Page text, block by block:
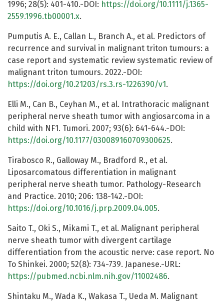
1996; 28(5): 401-410.-DOI: https://doi.org/10.1111/j.1365-
2559.1996.tb00001.x.
Pumputis A. E., Callan L., Branch A., et al. Predictors of
recurrence and survival in malignant triton tumours: a
case report and systematic review systematic review of
malignant triton tumours. 2022.-DOI:
https://doi.org/10.21203/rs.3.rs-1226390/v1 .
Elli M., Can B., Ceyhan M., et al. Intrathoracic malignant
peripheral nerve sheath tumor with angiosarcoma in a
child with NF1. Tumori. 2007; 93(6): 641-644.-DOI:
https://doi.org/10.1177/030089160709300625.
Tirabosco R., Galloway M., Bradford R., et al.
Liposarcomatous differentiation in malignant
peripheral nerve sheath tumor. Pathology-Research
and Practice. 2010; 206: 138-142.-DOI:
https://doi.org/10.1016/j.prp.2009.04.005.
Saito T., Oki S., Mikami T., et al. Malignant peripheral
nerve sheath tumor with divergent cartilage
differentiation from the acoustic nerve: case report. No
To Shinkei. 2000; 52(8): 734-739. Japanese.-URL:
https://pubmed.ncbi.nlm.nih.gov/11002486.
Shintaku M., Wada K., Wakasa T., Ueda M. Malignant